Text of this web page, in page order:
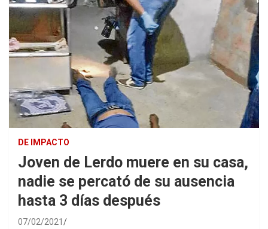
DE IMPACTO
Joven de Lerdo muere en su casa,
nadie se percató de su ausencia
hasta 3 días después
07/02/2021